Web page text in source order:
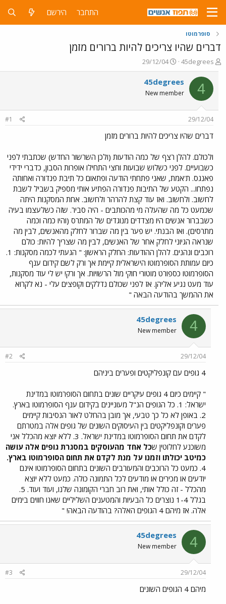
התחבר הירשם
סופרמוטו
דברים שהיו צריכים להיות ברורים מזמן
פ
ו
ת
ח
ה
ש
א
45degrees
פ
ו
ר
ס
ם
ר
29/12/04
4
45degrees
New member
29/12/04
#1
דברים שהיו צריכים להיות ברורים מזמן
ולכולם. להלן רצף של כמה הודעות (ולכן השרשור החדש) שכתבתי לפני
כשבועיים. לפני כשלוש שבועות וחצי התחילו אופרות הסבון, כדברי ידידי
פאנגס. ת'אמת, שאני פתחתי הודעה ופתאום כל תיבת פנדורה ואחותה
נפתחו... הקטע של התיבות פנדורה הפתיע אותי מספיק בשביל לשבת
לחשוב. ולחשוב. ואז עוד קצת להרהר ולחשוב. אחת המסקנות היתה
שכמעט כל מה שהעלה מי מהכותבים - היה סביר. שזה כשלעצמו בעיה
כשבברור אנשים היו מצדדים מנוגדים של המתרס (והיו כמה וכמה
מתרסים). ואז הבנתי. יש פער בין מה שברור לחלק מהאנשים, לבין מה
שנראה הגיוני לחלק אחר של האנשים, לבין מה שצריך להיות: כולם
רוכבים ונהנים. להלן ההודעות: החלק הראשון: " הגעתי לכמה מסקנות: 1.
כיום עמותת הסופרמוטו הישראלית קיימת אך ורק לשם קידום ענף
הסופרמוטו כספורט מוטורי חוקי מול הרשויות. אך ורק! יש לי עוד מסקנות,
עוד מעט נגיע אליהן. אז לפני שכולם נדלקים וקופצים עלי - נא לקרוא
את ההמשך בהודעה הבאה "
4
45degrees
New member
29/12/04
#2
4 גופים עם קונפליקטים ופערים ביניהם
" קיימים כיום 4 גופים עיקריים שונים בתחום הסופרמוטו במדינת
ישראל: 1. כל הגופים הנ"ל מעוניינים בקידום ענף הסופרמוטו בארץ.
2. באופן לא כל כך טבעי, אך מובן בהחלט לאור הנסיבות קיימים
פערים וקונפליקטים בין העיסוקים השונים של גופים אלה במטרתם
לקדם את תחום הסופרמוטו במדינת ישראל. 3. ללא יוצא מהכלל אני
משוכנע לחלוטין שכל אחד מהעוסקים במסגרת גופים אלה עושה
כמיטב יכולתו וזמנו על מנת לקדם את תחום הסופרמוטו בארץ.
4. כמעט כל הרוכבים והמעורבים השונים בתחום הסופרמוטו אינם
יודעים או מכירים או מודעים לכל התמונה כולה. כמעט ללא יוצא
מהכלל - זה כולל אותי, ואת רוב חברי הקומונה שלנו, ועוד ועוד. 5.
בגלל 1-4 נוצרים כל הבעיות והמטענים השליליים שאנו חווים בימים
אלה. אז מיהם 4 הגופים האלה? בהודעה הבאה! "
4
45degrees
New member
29/12/04
#3
מיהם 4 הגופים השונים